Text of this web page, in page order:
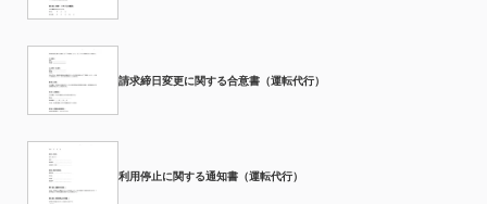
請求締日変更に関する合意書（運転代行）
利用停止に関する通知書（運転代行）